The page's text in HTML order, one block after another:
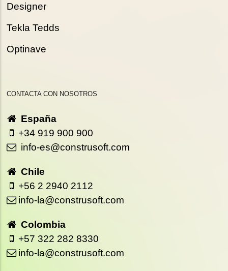
Designer
Tekla Tedds
Optinave
CONTACTA CON NOSOTROS
España
+34 919 900 900
info-es@construsoft.com
Chile
+56 2 2940 2112
info-la@construsoft.com
Colombia
+57 322 282 8330
info-la@construsoft.com